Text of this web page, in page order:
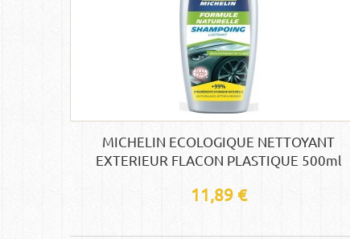
MICHELIN ECOLOGIQUE NETTOYANT
EXTERIEUR FLACON PLASTIQUE 500ml
11,89 €